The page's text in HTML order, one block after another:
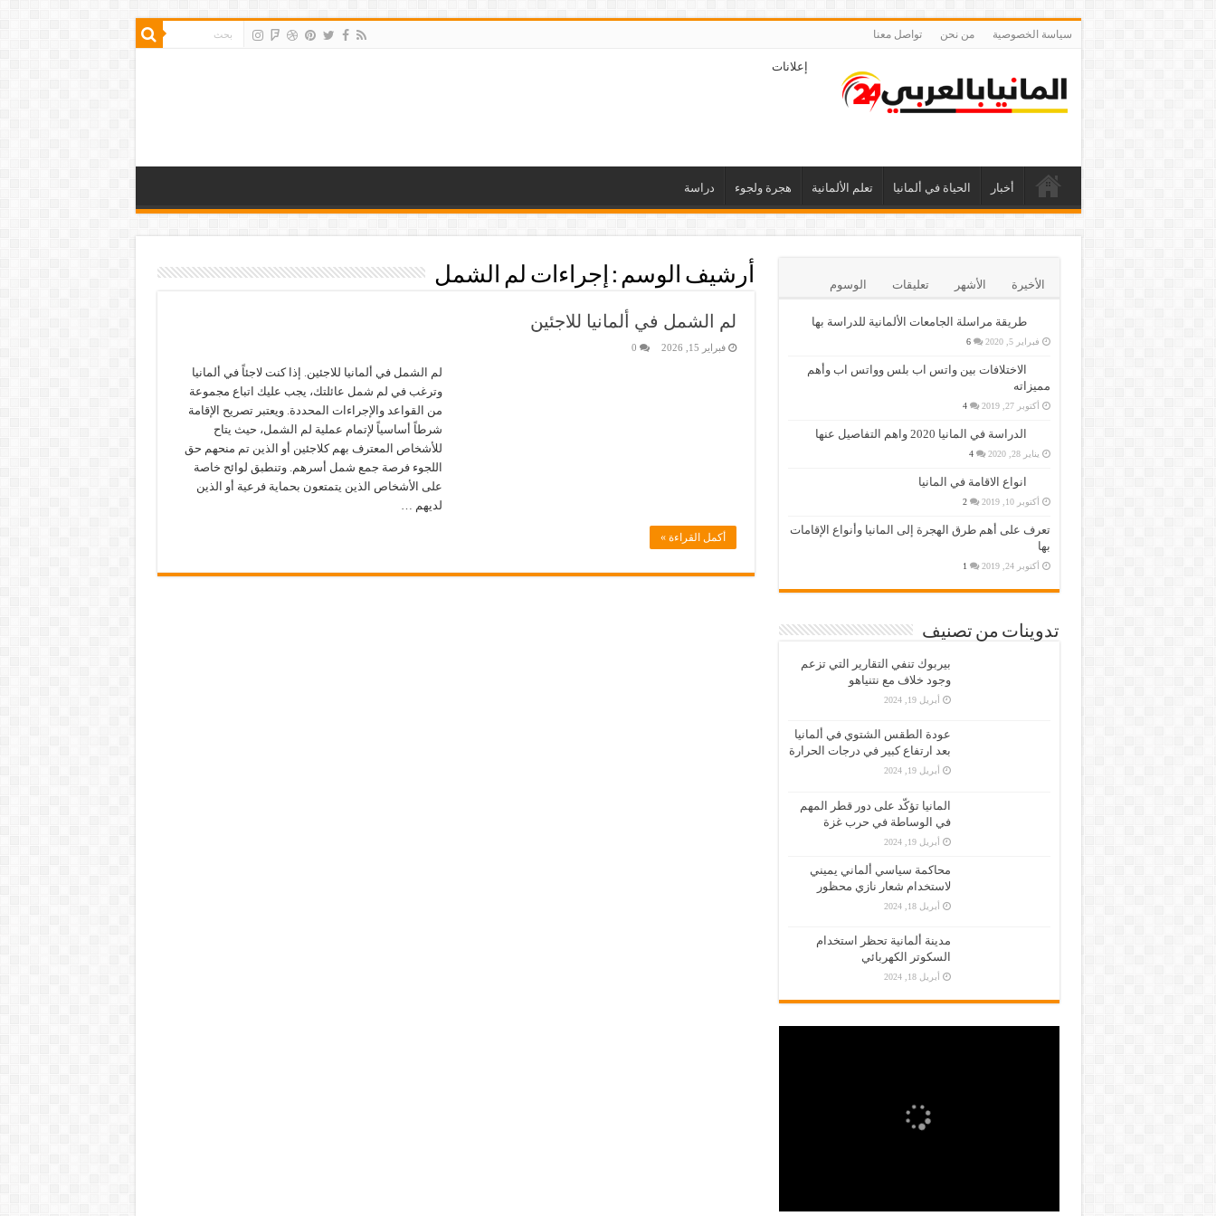
سياسة الخصوصية من نحن تواصل معنا
إعلانات
أخبار الحياة في ألمانيا تعلم الألمانية هجرة ولجوء دراسة
أرشيف الوسم : إجراءات لم الشمل
لم الشمل في ألمانيا للاجئين
فبراير 15, 2026 0
لم الشمل في ألمانيا للاجئين. إذا كنت لاجئاً في ألمانيا
وترغب في لم شمل عائلتك، يجب عليك اتباع مجموعة
من القواعد والإجراءات المحددة. ويعتبر تصريح الإقامة
شرطاً أساسياً لإتمام عملية لم الشمل، حيث يتاح
للأشخاص المعترف بهم كلاجئين أو الذين تم منحهم حق
اللجوء فرصة جمع شمل أسرهم. وتنطبق لوائح خاصة
على الأشخاص الذين يتمتعون بحماية فرعية أو الذين
لديهم …
أكمل القراءة »
الأخيرة الأشهر تعليقات الوسوم
طريقة مراسلة الجامعات الألمانية للدراسة بها
فبراير 5, 2020 6
الاختلافات بين واتس اب بلس وواتس اب وأهم
مميزاته
أكتوبر 27, 2019 4
الدراسة في المانيا 2020 واهم التفاصيل عنها
يناير 28, 2020 4
انواع الاقامة في المانيا
أكتوبر 10, 2019 2
تعرف على أهم طرق الهجرة إلى المانيا وأنواع الإقامات
بها
أكتوبر 24, 2019 1
تدوينات من تصنيف
بيربوك تنفي التقارير التي تزعم
وجود خلاف مع نتنياهو
أبريل 19, 2024
عودة الطقس الشتوي في ألمانيا
بعد ارتفاع كبير في درجات الحرارة
أبريل 19, 2024
المانيا تؤكّد على دور قطر المهم
في الوساطة في حرب غزة
أبريل 19, 2024
محاكمة سياسي ألماني يميني
لاستخدام شعار نازي محظور
أبريل 18, 2024
مدينة ألمانية تحظر استخدام
السكوتر الكهربائي
أبريل 18, 2024